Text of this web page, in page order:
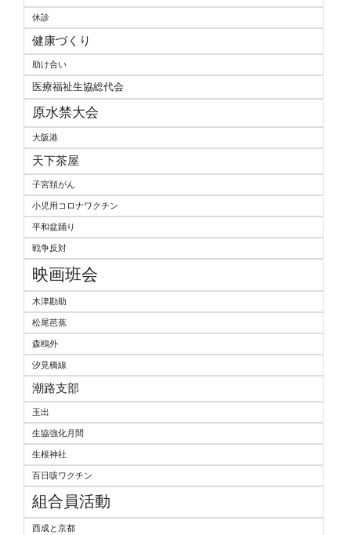
休診
健康づくり
助け合い
医療福祉生協総代会
原水禁大会
大阪港
天下茶屋
子宮頚がん
小児用コロナワクチン
平和盆踊り
戦争反対
映画班会
木津勘助
松尾芭蕉
森鴎外
汐見橋線
潮路支部
玉出
生協強化月間
生根神社
百日咳ワクチン
組合員活動
西成と京都